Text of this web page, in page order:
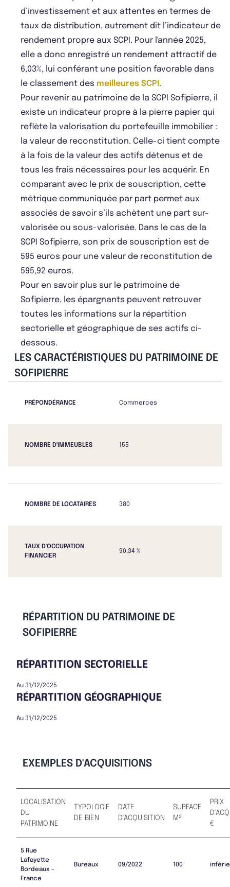
d’investissement et aux attentes en termes de
taux de distribution, autrement dit l’indicateur de
rendement propre aux SCPI. Pour l'année 2025,
elle a donc enregistré un rendement attractif de
6,03%, lui conférant une position favorable dans
le classement des meilleures SCPI.
Pour revenir au patrimoine de la SCPI Sofipierre, il
existe un indicateur propre à la pierre papier qui
reflète la valorisation du portefeuille immobilier :
la valeur de reconstitution. Celle-ci tient compte
à la fois de la valeur des actifs détenus et de
tous les frais nécessaires pour les acquérir. En
comparant avec le prix de souscription, cette
métrique communiquée par part permet aux
associés de savoir s’ils achètent une part sur-
valorisée ou sous-valorisée. Dans le cas de la
SCPI Sofipierre, son prix de souscription est de
595 euros pour une valeur de reconstitution de
595,92 euros.
Pour en savoir plus sur le patrimoine de
Sofipierre, les épargnants peuvent retrouver
toutes les informations sur la répartition
sectorielle et géographique de ses actifs ci-
dessous.
LES CARACTÉRISTIQUES DU PATRIMOINE DE
SOFIPIERRE
PRÉPONDÉRANCE Commerces
NOMBRE D'IMMEUBLES 155
NOMBRE DE LOCATAIRES 380
TAUX D'OCCUPATION
FINANCIER
90,34 %
RÉPARTITION DU PATRIMOINE DE
SOFIPIERRE
RÉPARTITION SECTORIELLE
Au 31/12/2025
RÉPARTITION GÉOGRAPHIQUE
Au 31/12/2025
EXEMPLES D'ACQUISITIONS
LOCALISATION
DU
PATRIMOINE
TYPOLOGIE
DE BIEN
DATE
D'ACQUISITION
SURFACE
M²
PRIX
€
5 Rue
Lafayette -
Bordeaux -
France
Bureaux 09/2022 100